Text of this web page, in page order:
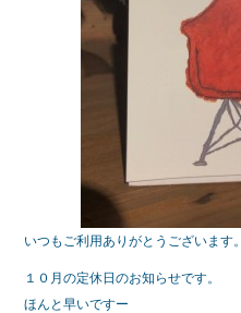
いつもご利用ありがとうございます。
１０月の定休日のお知らせです。
ほんと早いですー